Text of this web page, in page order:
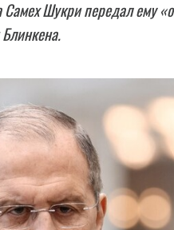
Самех Шукри передал ему